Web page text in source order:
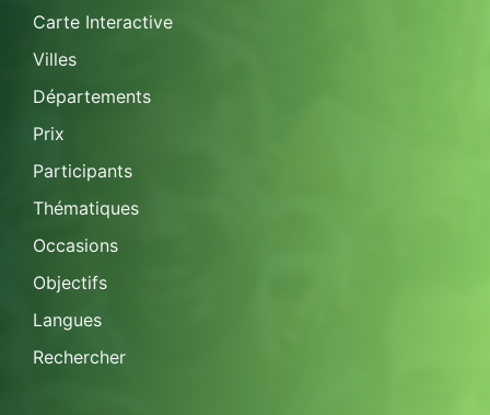
Carte Interactive
Villes
Départements
Prix
Participants
Thématiques
Occasions
Objectifs
Langues
Rechercher